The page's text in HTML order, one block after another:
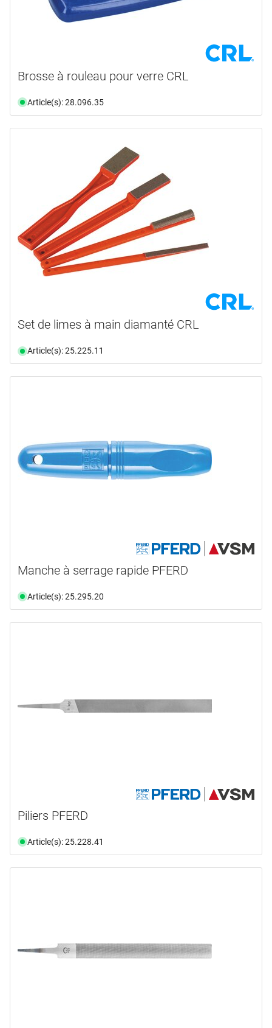
Brosse à rouleau pour verre CRL
Article(s): 28.096.35
Set de limes à main diamanté CRL
Article(s): 25.225.11
Manche à serrage rapide PFERD
Article(s): 25.295.20
Piliers PFERD
Article(s): 25.228.41